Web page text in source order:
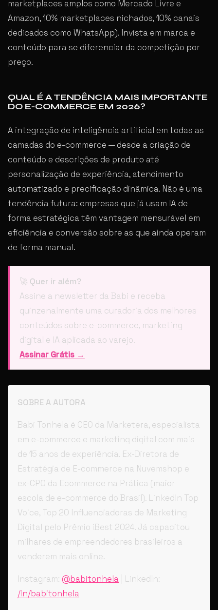
marketplaces amplos como Mercado Livre e
Amazon, 10% marketplaces nichados, 10% canais
dedicados como WhatsApp). Invista em marca e
conteúdo para se diferenciar da competição por
preço.
QUAL É A TENDÊNCIA MAIS IMPORTANTE
DO E-COMMERCE EM 2026?
A integração de inteligência artificial em todas as
camadas do e-commerce — desde a criação de
conteúdo e descrições de produto até
personalização de experiência, atendimento
automatizado e precificação dinâmica. Não é uma
tendência futura: empresas que já usam IA de
forma estratégica têm vantagem mensurável em
eficiência e conversão sobre as que ainda operam
de forma manual.
🚀 Quer ir além?
Assine a newsletter da Babi e receba
quinzenalmente uma curadoria dos melhores
conteúdos sobre e-commerce, marketing
digital e IA aplicada ao varejo.
Assinar Grátis →
SOBRE A AUTORA
Babi Tonhela é CEO da Marketera, especialista
em e-commerce e marketing digital com mais
de 15 anos de experiência. Ex-Diretora de
Estratégia de E-commerce na Nuvemshop e
ex-CPO da Ecommerce na Prática (maior
escola de e-commerce do Brasil). LinkedIn Top
Voice, Top 20 Influenciadoras de Marketing
Digital pelo Prêmio iBest 2024. Já capacitou
milhares de empreendedores brasileiros a
venderem mais online.
Instagram: @babitonhela | LinkedIn:
/in/babitonhela